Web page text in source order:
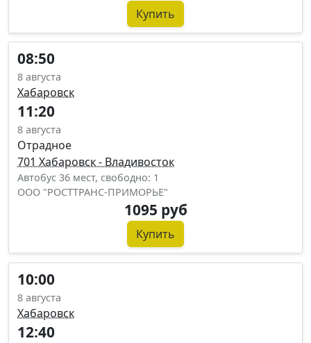
Купить
08:50
8 августа
Хабаровск
11:20
8 августа
Отрадное
701 Хабаровск - Владивосток
Автобус 36 мест, свободно: 1
ООО "РОСТТРАНС-ПРИМОРЬЕ"
1095 руб
Купить
10:00
8 августа
Хабаровск
12:40